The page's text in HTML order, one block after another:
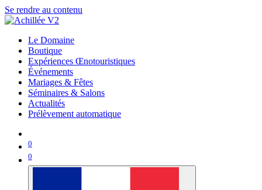
Se rendre au contenu
Le Domaine
Boutique
Expériences Œnotouristiques
Événements
Mariages & Fêtes
Séminaires & Salons
Actualités
Prélèvement automatique
0
0